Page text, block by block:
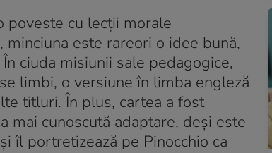
poveste cu lecții morale
este rareori o idee bună,
ciuda misiunii sale pedagogice,
limbi, o versiune în limba engleză
titluri. În plus, cartea a fost
mai cunoscută adaptare, deși este
îl portretizează pe Pinocchio ca